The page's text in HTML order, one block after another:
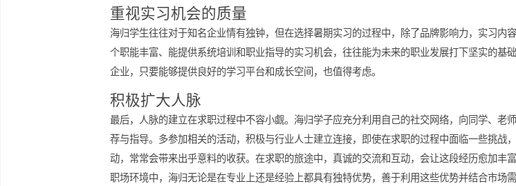
境。
灵活优化求职材料
面对跨专业求职的挑战，海归的简历和求职信不再是简单的自我介绍，而是需要精
活调整，确保在每一次投递中都能展示出自己最契合的一面。
重视实习机会的质量
海归学生往往对于知名企业情有独钟，但在选择暑期实习的过程中，除了品牌影响
个职能丰富、能提供系统培训和职业指导的实习机会，往往能为未来的职业发展打